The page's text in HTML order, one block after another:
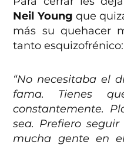
Neil Young que
más su quehacer
tanto esquizofrénico:
“No necesitaba el
fama. Tienes
constantemente.
sea. Prefiero
mucha gente en